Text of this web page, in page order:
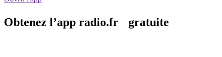
Obtenez l’app radio.fr gratuite